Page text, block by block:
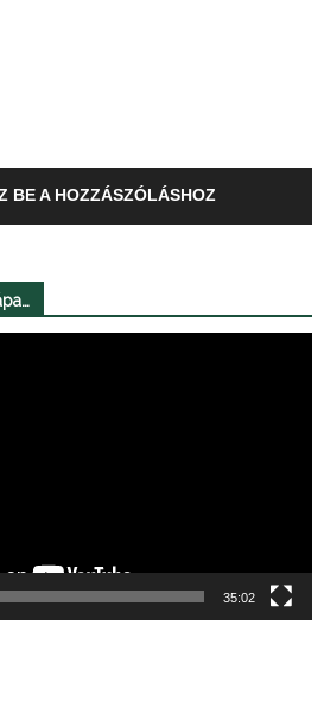
BE A HOZZÁSZÓLÁSHOZ
35:02